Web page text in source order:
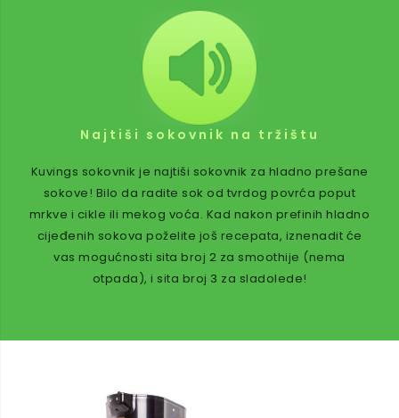
Najtiši sokovnik na tržištu
Kuvings sokovnik je najtiši sokovnik za hladno prešane
sokove! Bilo da radite sok od tvrdog povrća poput
mrkve i cikle ili mekog voća. Kad nakon prefinih hladno
cijeđenih sokova poželite još recepata, iznenadit će
vas mogućnosti sita broj 2 za smoothije (nema
otpada), i sita broj 3 za sladolede!